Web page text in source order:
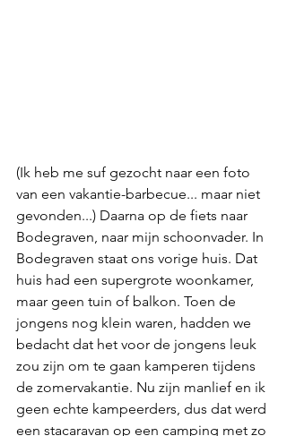
(Ik heb me suf gezocht naar een foto
van een vakantie-barbecue... maar niet
gevonden...) Daarna op de fiets naar
Bodegraven, naar mijn schoonvader. In
Bodegraven staat ons vorige huis. Dat
huis had een supergrote woonkamer,
maar geen tuin of balkon. Toen de
jongens nog klein waren, hadden we
bedacht dat het voor de jongens leuk
zou zijn om te gaan kamperen tijdens
de zomervakantie. Nu zijn manlief en ik
geen echte kampeerders, dus dat werd
een stacaravan op een camping met zo